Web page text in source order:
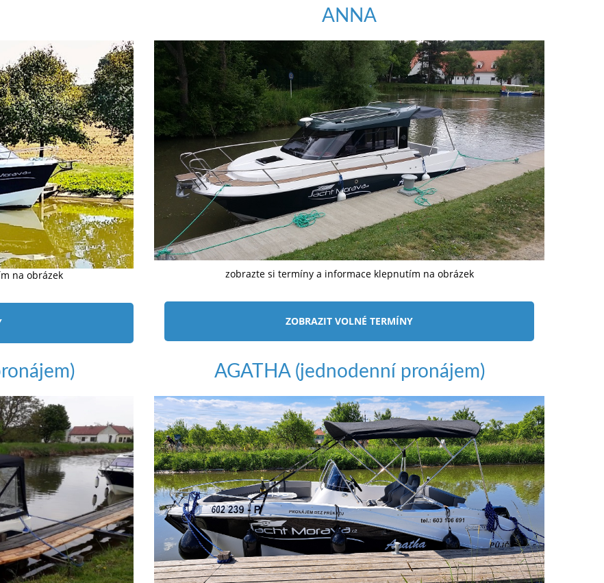
na obrázek
ANNA
zobrazte si termíny a informace klepnutím na obrázek
ZOBRAZIT VOLNÉ TERMÍNY
AGATHA (jednodenní pronájem)